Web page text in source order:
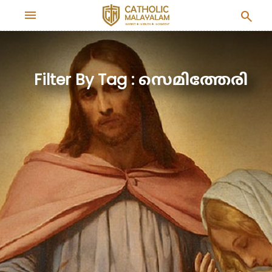
menu search
Filter By Tag : സെമിത്തേരി